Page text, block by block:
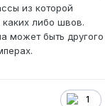
из которой
каких либо швов.
может быть другого
1